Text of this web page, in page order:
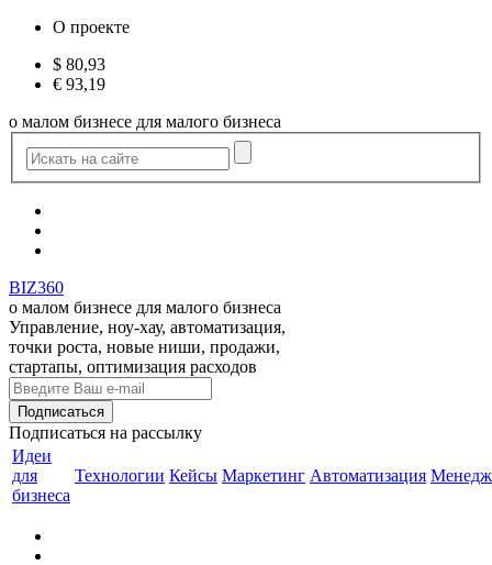
О проекте
$ 80,93
€ 93,19
о малом бизнесе для малого бизнеса
BIZ360
о малом бизнесе для малого бизнеса
Управление, ноу-хау, автоматизация,
точки роста, новые ниши, продажи,
стартапы, оптимизация расходов
Подписаться на рассылку
Идеи
для
бизнеса
Технологии Кейсы Маркетинг Автоматизация